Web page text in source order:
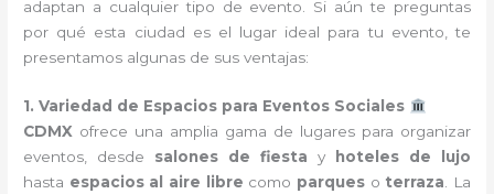
adaptan a cualquier tipo de evento. Si aún te preguntas
por qué esta ciudad es el lugar ideal para tu evento, te
presentamos algunas de sus ventajas:
1. Variedad de Espacios para Eventos Sociales
CDMX ofrece una amplia gama de lugares para organizar
eventos, desde salones de fiesta y
hoteles de lujo
hasta espacios al aire libre como parqueso terraza. La